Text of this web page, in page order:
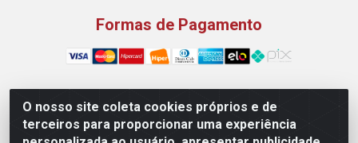
O nosso site coleta cookies próprios e de
terceiros para proporcionar uma experiência
Formas de Pagamento
Maquisul Comercial LTDA - Av. Dorgival Pinheiro de
Sousa, 1521 - Centro, Imperatriz/MA - CEP 65903-270 -